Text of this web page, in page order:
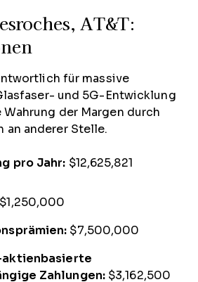
AT&T:
für massive
und 5G-Entwicklung
der Margen durch
an anderer Stelle.
pro Jahr: $12,625,821
$1,250,000
$7,500,000
aktienbasierte
Zahlungen:$3,162,500